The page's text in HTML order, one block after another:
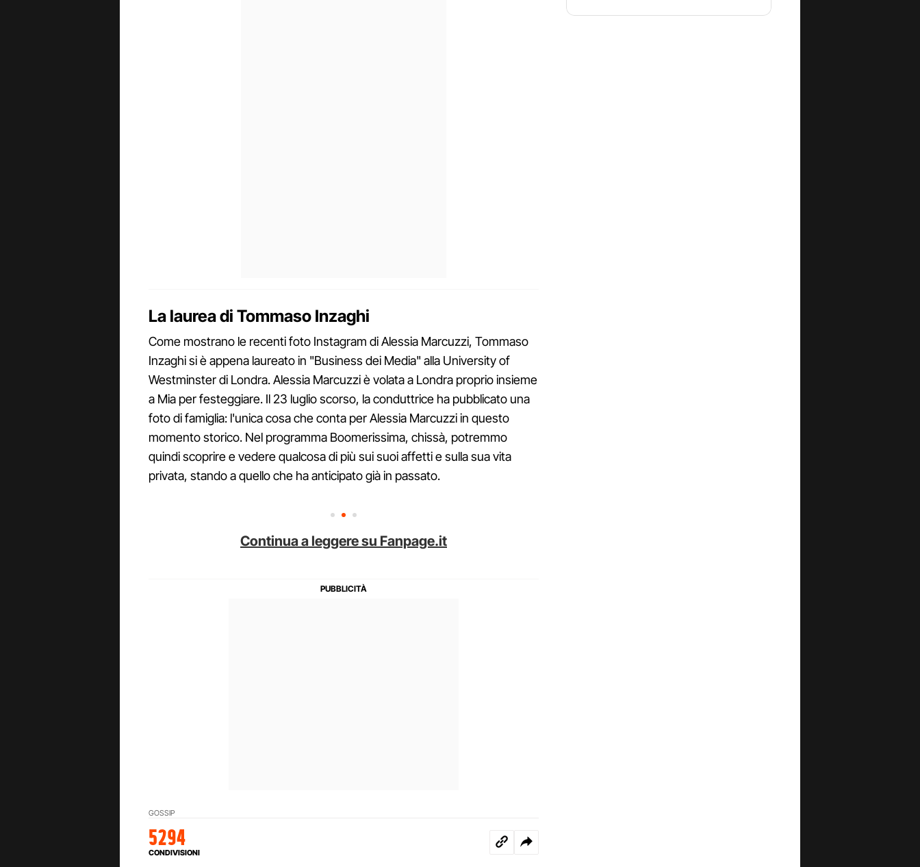
La laurea di Tommaso Inzaghi
Come mostrano le recenti foto Instagram di Alessia Marcuzzi, Tommaso
Inzaghi si è appena laureato in "Business dei Media" alla University of
Westminster di Londra. Alessia Marcuzzi è volata a Londra proprio insieme
a Mia per festeggiare. Il 23 luglio scorso, la conduttrice ha pubblicato una
foto di famiglia: l'unica cosa che conta per Alessia Marcuzzi in questo
momento storico. Nel programma Boomerissima, chissà, potremmo
quindi scoprire e vedere qualcosa di più sui suoi affetti e sulla sua vita
privata, stando a quello che ha anticipato già in passato.
Continua a leggere su Fanpage.it
GOSSIP
5294
CONDIVISIONI